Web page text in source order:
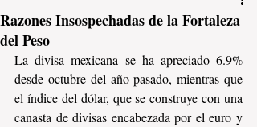
Razones Insospechadas de la Fortaleza
del Peso
La divisa mexicana se ha apreciado 6.9%
desde octubre del año pasado, mientras que
el índice del dólar, que se construye con una
canasta de divisas encabezada por el euro y